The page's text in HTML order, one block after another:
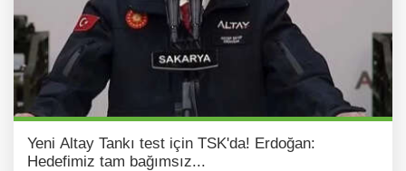
Yeni Altay Tankı test için TSK'da! Erdoğan:
Hedefimiz tam bağımsız...